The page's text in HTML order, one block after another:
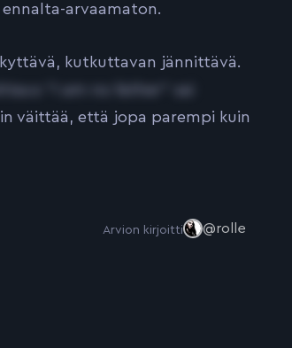
arvaamaton.
kutkuttavan jännittävä.
väittää, että jopa parempi kuin
Arvion kirjoitti @rolle